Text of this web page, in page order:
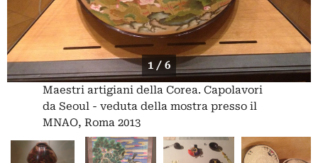
1 / 6
Maestri artigiani della Corea. Capolavori
da Seoul - veduta della mostra presso il
MNAO, Roma 2013